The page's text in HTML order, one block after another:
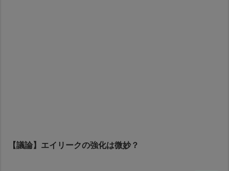
【議論】エイリークの強化は微妙？